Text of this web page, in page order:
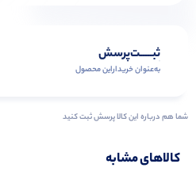
ثبـــــت‌پرسش
به‌عنوان ‌خریدار‌این‌ محصول
شما هم درباره این کالا پرسش ثبت کنید
کالاهای مشابه